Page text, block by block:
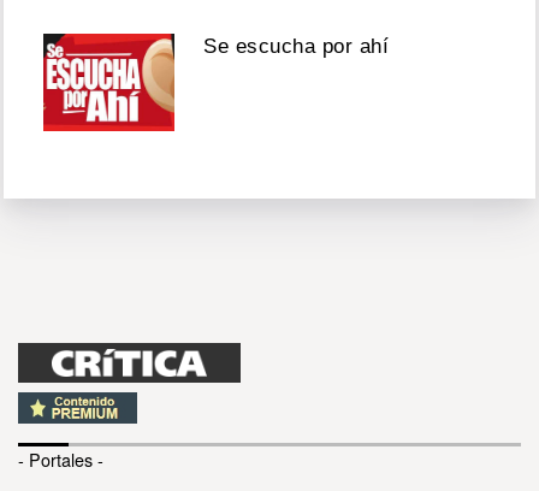
Se escucha por ahí
- Portales -